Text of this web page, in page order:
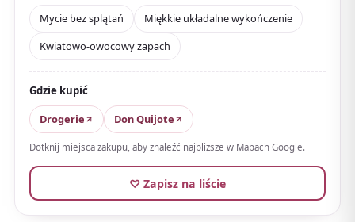
Polecany, by doprowadzić suche włosy do miękkiego,
łatwego do rozczesania dotyku.
Względnie tani, z łatwo dostępnymi opakowaniami
nawilżenia połącz go z dopasowaną odżywką.
Mycie bez splątań
Miękkie układalne wykończenie
Kwiatowo-owocowy zapach
Gdzie kupić
Drogerie
Don Quijote
Dotknij miejsca zakupu, aby znaleźć najbliższe w Mapach Google.
♡ Zapisz na liście